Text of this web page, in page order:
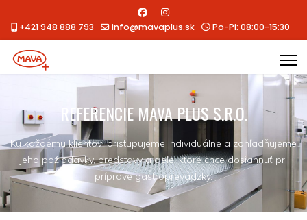
+421 948 888 793 info@mavaplus.sk Po-Pi: 08:00-15:30
REFERENCIE MAVA PLUS S.R.O.
Ku každému klientovi pristupujeme individuálne a zohľadňujeme
jeho požiadavky, predstavy a ciele, ktoré chce dosiahnuť pri
príprave gastroprevádzky.